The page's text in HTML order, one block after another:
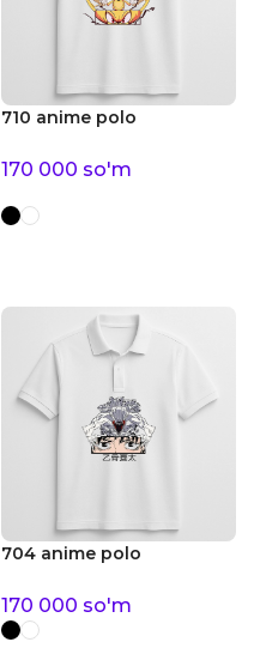
710 anime polo
170 000 so'm
704 anime polo
170 000 so'm